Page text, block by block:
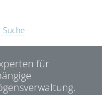
Suche
für